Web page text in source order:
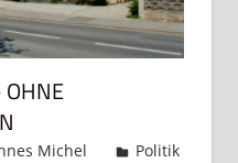
OHNE
Michel
Politik